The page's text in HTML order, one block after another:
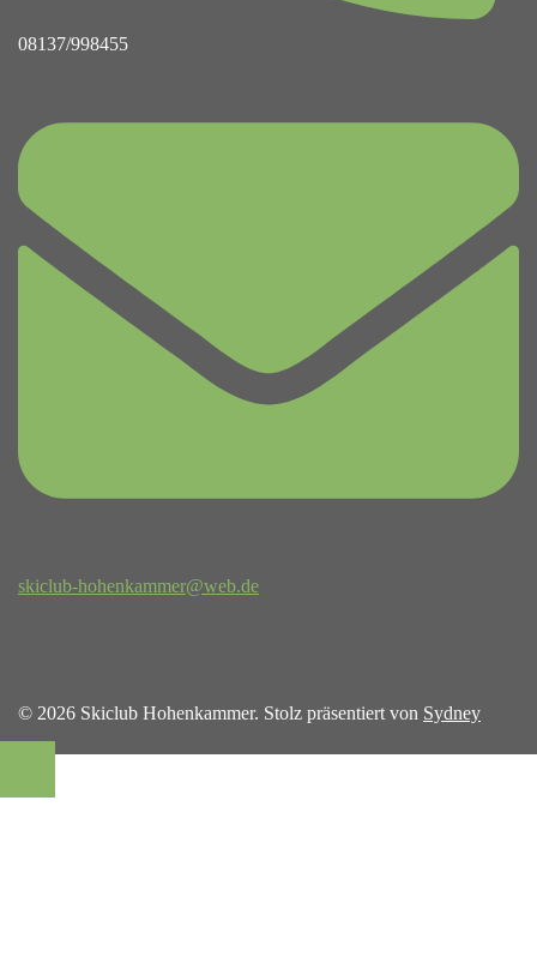
08137/998455
skiclub-hohenkammer@web.de
© 2026 Skiclub Hohenkammer. Stolz präsentiert von Sydney